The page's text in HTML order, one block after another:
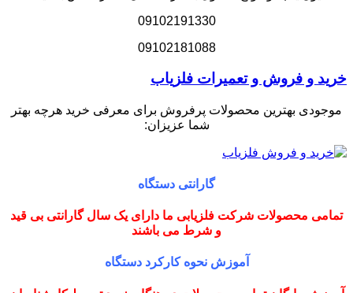
09102191330
09102181088
خرید و فروش و تعمیرات فلزیاب
موجودی بهترین محصولات پرفروش برای معرفی خرید هرچه بهتر
شما عزیزان:
گارانتی دستگاه
تمامی محصولات شرکت فلزیابی ما دارای یک سال گارانتی بی قید
و شرط می باشند
آموزش نحوه کارکرد دستگاه